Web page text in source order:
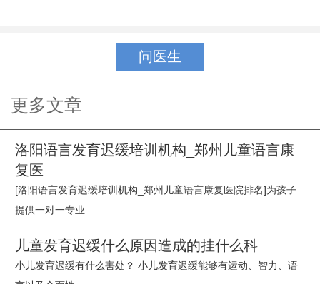
问医生
更多文章
洛阳语言发育迟缓培训机构_郑州儿童语言康
复医
[洛阳语言发育迟缓培训机构_郑州儿童语言康复医院排名]为孩子
提供一对一专业....
儿童发育迟缓什么原因造成的挂什么科
小儿发育迟缓有什么害处？ 小儿发育迟缓能够有运动、智力、语